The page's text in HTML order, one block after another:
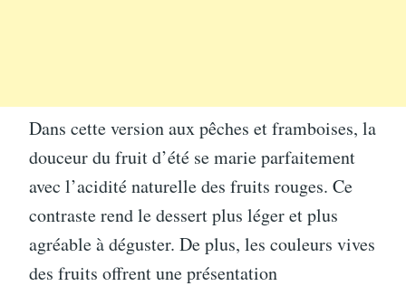
Dans cette version aux pêches et framboises, la
douceur du fruit d’été se marie parfaitement
avec l’acidité naturelle des fruits rouges. Ce
contraste rend le dessert plus léger et plus
agréable à déguster. De plus, les couleurs vives
des fruits offrent une présentation